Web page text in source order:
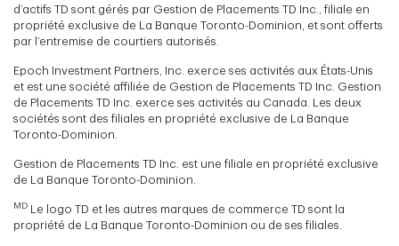
d’actifs TD sont gérés par Gestion de Placements TD Inc., filiale en
propriété exclusive de La Banque Toronto-Dominion, et sont offerts
par l’entremise de courtiers autorisés.
Epoch Investment Partners, Inc. exerce ses activités aux États-Unis
et est une société affiliée de Gestion de Placements TD Inc. Gestion
de Placements TD Inc. exerce ses activités au Canada. Les deux
sociétés sont des filiales en propriété exclusive de La Banque
Toronto-Dominion.
Gestion de Placements TD Inc. est une filiale en propriété exclusive
de La Banque Toronto-Dominion.
MD Le logo TD et les autres marques de commerce TD sont la
propriété de La Banque Toronto-Dominion ou de ses filiales.